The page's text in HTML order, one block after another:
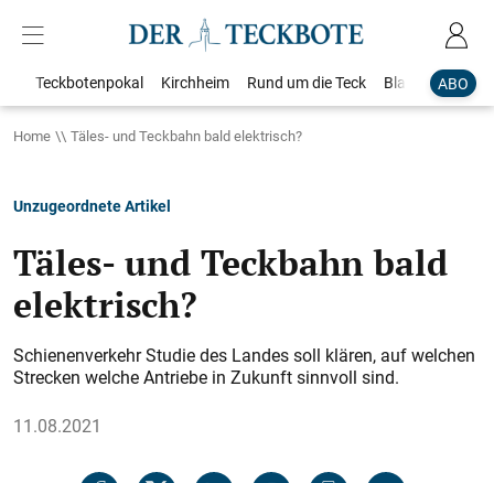
ABO
Teckbotenpokal Kirchheim Rund um die Teck Blaulicht
Home Täles- und Teckbahn bald elektrisch?
Unzugeordnete Artikel
Täles- und Teckbahn bald
elektrisch?
Schienenverkehr Studie des Landes soll klären, auf welchen
Strecken welche Antriebe in Zukunft sinnvoll sind.
11.08.2021